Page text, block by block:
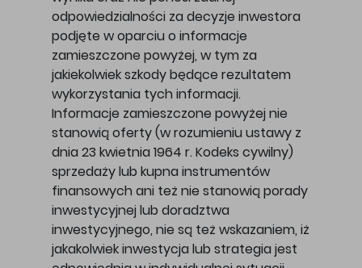
odpowiedzialności za decyzje inwestora
podjęte w oparciu o informacje
zamieszczone powyżej, w tym za
jakiekolwiek szkody będące rezultatem
wykorzystania tych informacji.
Informacje zamieszczone powyżej nie
stanowią oferty (w rozumieniu ustawy z
dnia 23 kwietnia 1964 r. Kodeks cywilny)
sprzedaży lub kupna instrumentów
finansowych ani też nie stanowią porady
inwestycyjnej lub doradztwa
inwestycyjnego, nie są też wskazaniem, iż
jakakolwiek inwestycja lub strategia jest